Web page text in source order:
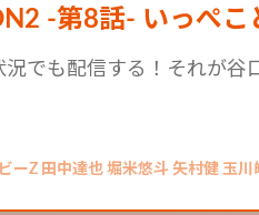
-第8話- いっぺこ
況でも配信する！それが谷
ーZ 田中達也 堀米悠斗 矢村健 玉